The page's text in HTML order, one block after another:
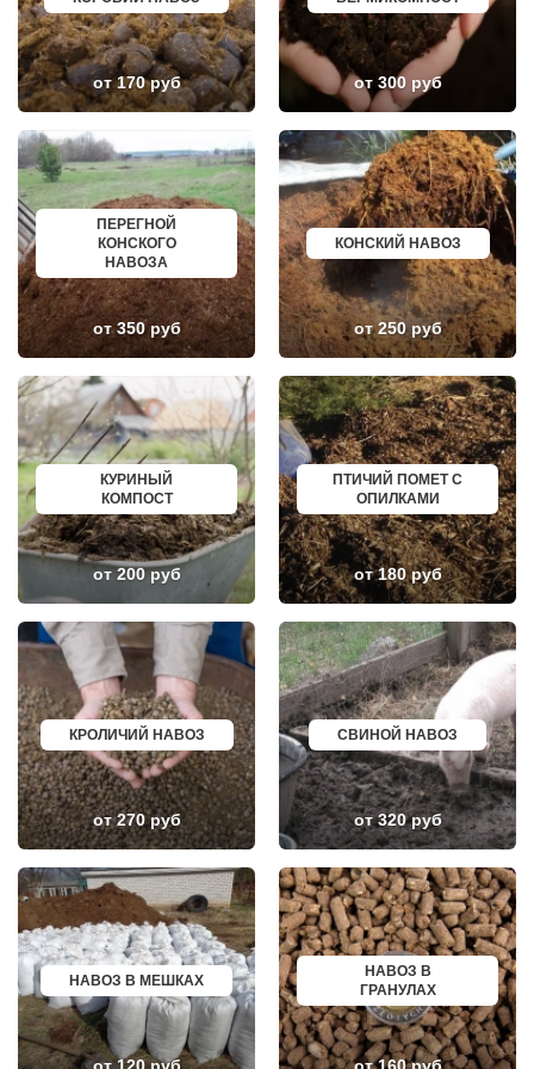
ДРУЖБА
ДУБКИ
ДУБНА
ДУБОВАЯ РОЩА
ЕГОРЬЕВСК
ЖЕЛЕЗНОДОРОЖНЫЙ
ЖИЛЕВО
ЖУКОВСКИЙ
ЗАГОРЯНСКИЙ
ЗАПРУДНЯ
ЗАРАЙСК
ЗАРЕЧЬЕ
ЗВЕНИГОРОД
ЗЕЛЕНОГРАД
ЗЕЛЕНОГРАДСКИЙ
ЗНАМЯ ОКТЯБРЯ
ИВАНТЕЕВКА
ИКША
ИСТРА
КАЛИНИНЕЦ
КАШИРА
КИЕВСКИЙ
КЛИМОВСК
КЛИН
КЛЯЗЬМА
КНУТОВО
КОЖИНО
КОКОШКИНО
КОЛЮБАКИНО
КОММУНАРКА
КОРЕНЕВО
КОРОЛЕВ
КОСИНО
КОТЕЛЬНИКИ
КРАСКОВО
КРАСНАЯ ПАХРА
КРАСНОАРМЕЙСК
КРАСНОГОРСК
КРАСНОЗАВОДСК
КРАСНОЗНАМЕНСК
КРАТОВО
КРЮКОВО
КУБИНКА
КУРОВСКОЕ
ЛЕСНОЙ
ЛЕТОВО
ЛИКИНО-ДУЛЕВО
ЛОБАНОВО
ЛОБНЯ
ЛОПАТИНСКИЙ
ЛОСИНО-ПЕТРОВСКИЙ
ЛОТОШИНО
ЛУКИНО
БОРИСОГЛЕБСК
БУЗУЛУК
ЕССЕНТУКИ
КАНСК
ТОСНО
ЭЛИСТА
ХАСАВЮРТ
УХТА
НОРИЛЬСК
РЕЖ
НОВОАЛТАЙСК
НЕВИННОМЫССК
ГОРНО АЛТАЙСК
КИНЕШМА
СЕРОВ
АЛЬМЕТЬЕВСК
ГРОЗНЫЙ
ЗЛАТОУСТ
НОВОЧЕБОКСАРСК
МИРНЫЙ
ГЕОРГИЕВСК
НОВОКУЙБЫШЕВСК
МИНЕРАЛЬНЫЕ ВОДЫ
ЕЛАБУГА
ЕЛЕЦ
ПАВЛОВО
КИСЛОВОДСК
КРОПОТКИН
УСОЛЬЕ
НИЖНЕВАРТОВСК
КОРЕНОВСК
ПИОНЕРСКИЙ
КИРИШИ
САРОВ
ЧАПАЕВСК
АЛЕКСИН
БЕЛОРЕЧЕНСК
БОЛЬШОЙ КАМЕНЬ
КИРЖАЧ
ПРИОЗЕРСК
САЛЬСК
ТОБОЛЬСК
ВОТКИНСК
КИЗЛЯР
НЕФТЕЮГАНСК
ВОЛХОВ
САЛАВАТ
СОСНОВЫЙ БОР
РЕВДА
ГАГАРИН
ПОЧИНОК
ГУСЕВ
КАНАШ
КУРГАНИНСК
от 170 руб от 300 руб
ПЕРЕГНОЙ
КОНСКОГО
НАВОЗА
от 350 руб
КОНСКИЙ НАВОЗ
от 250 руб
КУРИНЫЙ
КОМПОСТ
от 200 руб
ПТИЧИЙ ПОМЕТ С
ОПИЛКАМИ
от 180 руб
КРОЛИЧИЙ НАВОЗ
от 270 руб
СВИНОЙ НАВОЗ
от 320 руб
НАВОЗ В МЕШКАХ
НАВОЗ В
ГРАНУЛАХ